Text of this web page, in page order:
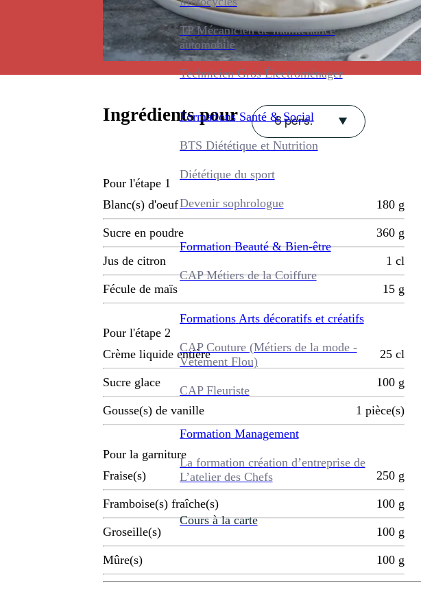
TP Mécanicien de maintenance
automobile
Technicien Gros Électroménager
Formations Santé & Social
BTS Diététique et Nutrition
Diététique du sport
Devenir sophrologue
Formation Beauté & Bien-être
CAP Métiers de la Coiffure
Formations Arts décoratifs et créatifs
CAP Couture (Métiers de la mode -
Vêtement Flou)
CAP Fleuriste
Formation Management
La formation création d’entreprise de
L’atelier des Chefs
Cours à la carte
Ingrédients pour 6 pers.
Pour l'étape 1
Blanc(s) d'oeuf
180 g
Sucre en poudre 360 g
Jus de citron 1 cl
Fécule de maïs 15 g
Pour l'étape 2
Crème liquide entière
25 cl
Sucre glace 100 g
Gousse(s) de vanille 1 pièce(s)
Pour la garniture
Fraise(s)
250 g
Framboise(s) fraîche(s) 100 g
Groseille(s) 100 g
Mûre(s) 100 g